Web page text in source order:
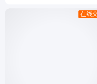
在线